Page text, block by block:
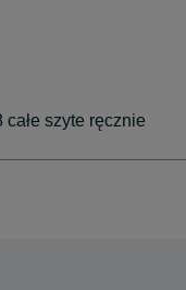
szyte ręcznie